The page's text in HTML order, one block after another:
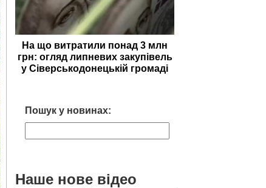
На що витратили понад 3 млн
грн: огляд липневих закупівель
у Сіверськодонецькій громаді
Пошук у новинах:
Наше нове відео